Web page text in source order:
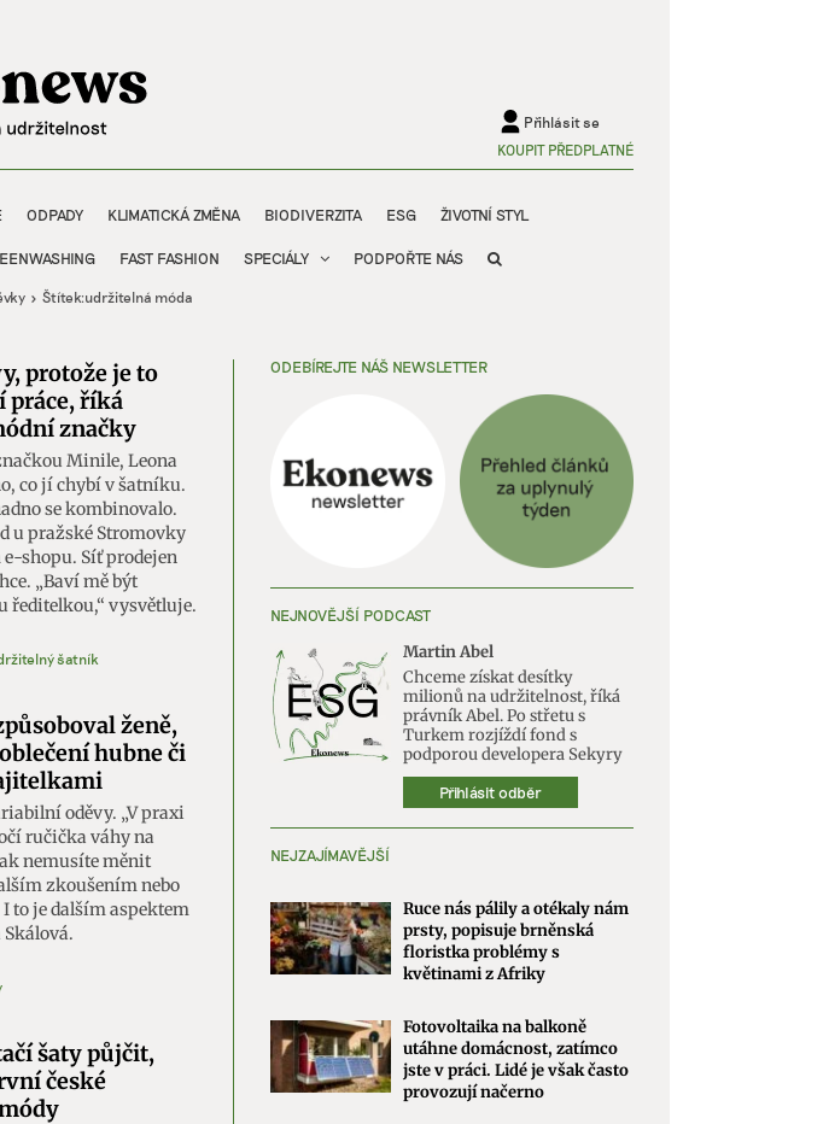
Přihlásit se
KOUPIT PŘEDPLATNÉ
ODPADY KLIMATICKÁ ZMĚNA BIODIVERZITA ESG ŽIVOTNÍ STYL
FAST FASHION SPECIÁLY PODPOŘTE NÁS
Štítek:udržitelná móda
protože je to
práce, říká
značky
Minile, Leona
co jí chybí v šatníku.
se kombinovalo.
u pražské Stromovky
shopu. Síť prodejen
„Baví mě být
ředitelkou,“ vysvětluje.
šatník
ženě,
hubne či
oděvy. „V praxi
ručička váhy na
nemusíte měnit
zkoušením nebo
to je dalším aspektem
šaty půjčit,
české
ODEBÍREJTE NÁŠ NEWSLETTER
NEJNOVĚJŠÍ PODCAST
Martin Abel
Chceme získat desítky
milionů na udržitelnost, říká
právník Abel. Po střetu s
Turkem rozjíždí fond s
podporou developera Sekyry
Přihlásit odběr
NEJZAJÍMAVĚJŠÍ
Ruce nás pálily a otékaly nám
prsty, popisuje brněnská
floristka problémy s
květinami z Afriky
Fotovoltaika na balkoně
utáhne domácnost, zatímco
jste v práci. Lidé je však často
provozují načerno